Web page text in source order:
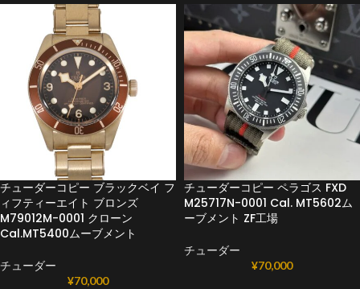
チューダーコピー ブラックベイ フ
ィフティーエイト ブロンズ
M79012M-0001 クローン
Cal.MT5400ムーブメント
チューダー
¥70,000
チューダーコピー ペラゴス FXD
M25717N-0001 Cal. MT5602ム
ーブメント ZF工場
チューダー
¥70,000